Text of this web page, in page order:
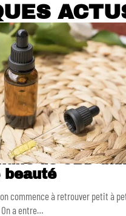
de CBD
beauté
commence à retrouver petit à
a entre…